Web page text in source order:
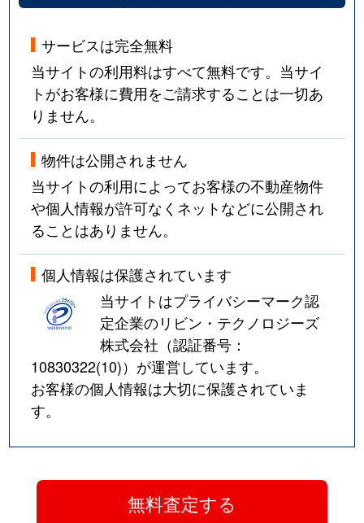
サービスは完全無料
当サイトの利用料はすべて無料です。当サイ
トがお客様に費用をご請求することは一切あ
りません。
物件は公開されません
当サイトの利用によってお客様の不動産物件
や個人情報が許可なくネットなどに公開され
ることはありません。
個人情報は保護されています
当サイトはプライバシーマーク認
定企業のリビン・テクノロジーズ
株式会社（認証番号：
10830322(10)）が運営しています。
お客様の個人情報は大切に保護されていま
す。